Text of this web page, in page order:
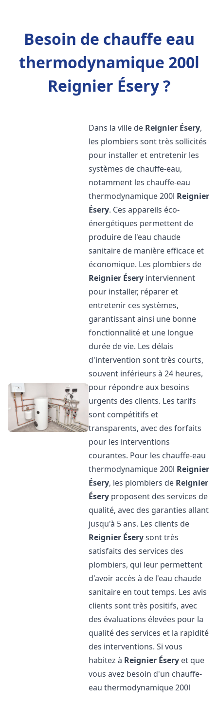
Besoin de chauffe eau
thermodynamique 200l
Reignier Ésery ?
Dans la ville de Reignier Ésery,
les plombiers sont très sollicités
pour installer et entretenir les
systèmes de chauffe-eau,
notamment les chauffe-eau
thermodynamique 200l Reignier
Ésery. Ces appareils éco-
énergétiques permettent de
produire de l'eau chaude
sanitaire de manière efficace et
économique. Les plombiers de
Reignier Ésery interviennent
pour installer, réparer et
entretenir ces systèmes,
garantissant ainsi une bonne
fonctionnalité et une longue
durée de vie. Les délais
d'intervention sont très courts,
souvent inférieurs à 24 heures,
pour répondre aux besoins
urgents des clients. Les tarifs
sont compétitifs et
transparents, avec des forfaits
pour les interventions
courantes. Pour les chauffe-eau
thermodynamique 200l Reignier
Ésery, les plombiers de Reignier
Ésery proposent des services de
qualité, avec des garanties allant
jusqu'à 5 ans. Les clients de
Reignier Éserysont très
satisfaits des services des
plombiers, qui leur permettent
d'avoir accès à de l'eau chaude
sanitaire en tout temps. Les avis
clients sont très positifs, avec
des évaluations élevées pour la
qualité des services et la rapidité
des interventions. Si vous
habitez à Reignier Ésery et que
vous avez besoin d'un chauffe-
eau thermodynamique 200l